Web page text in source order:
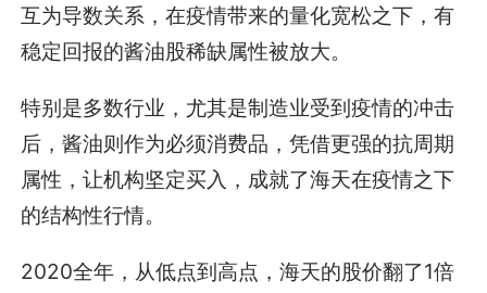
互为导数关系，在疫情带来的量化宽松之下，有
稳定回报的酱油股稀缺属性被放大。
特别是多数行业，尤其是制造业受到疫情的冲击
后，酱油则作为必须消费品，凭借更强的抗周期
属性，让机构坚定买入，成就了海天在疫情之下
的结构性行情。
2020全年，从低点到高点，海天的股价翻了1倍